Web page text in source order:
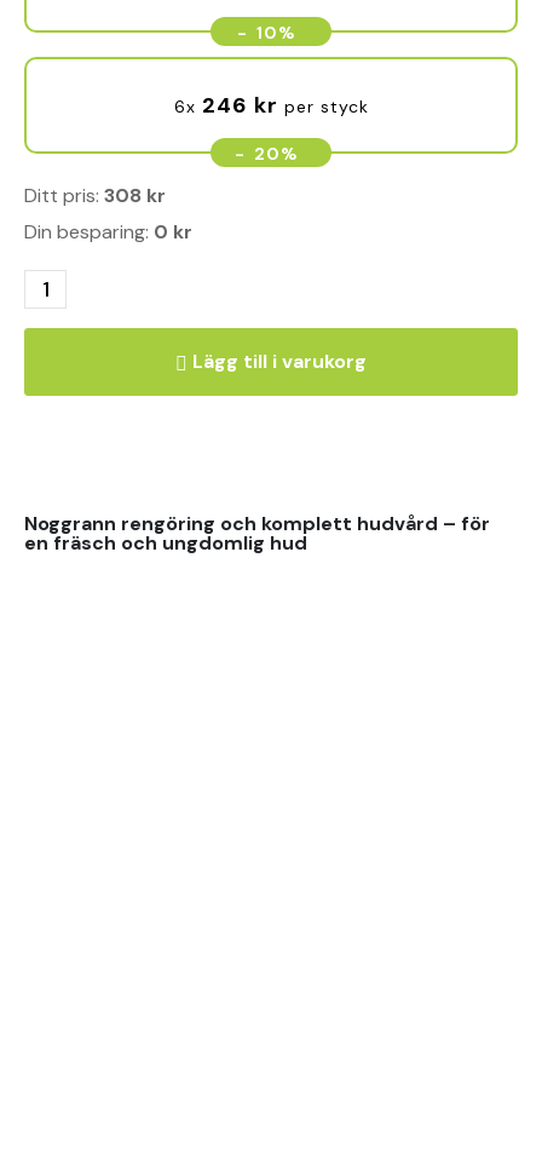
- 10%
6x 246 kr per styck
- 20%
Ditt pris: 308 kr
Din besparing: 0 kr
Lägg till i varukorg
Noggrann rengöring och komplett hudvård – för
en fräsch och ungdomlig hud